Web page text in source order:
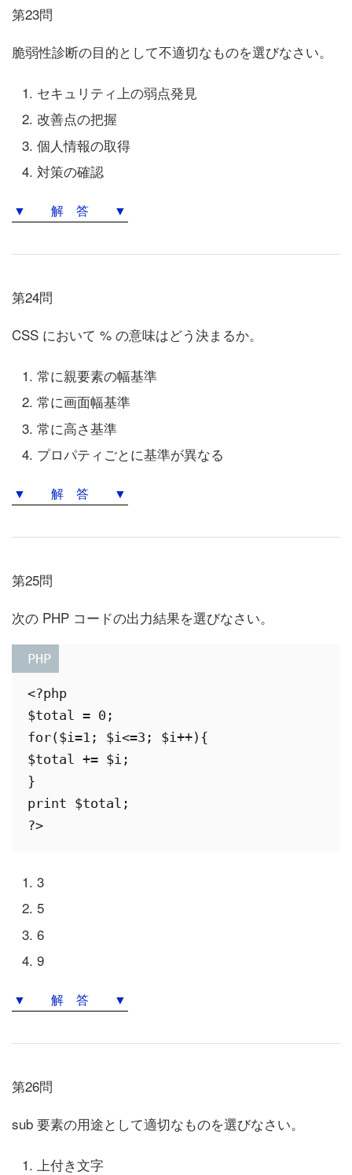
第23問
脆弱性診断の目的として不適切なものを選びなさい。
セキュリティ上の弱点発見
改善点の把握
個人情報の取得
対策の確認
▼ 解 答 ▼
第24問
CSS において % の意味はどう決まるか。
常に親要素の幅基準
常に画面幅基準
常に高さ基準
プロパティごとに基準が異なる
▼ 解 答 ▼
第25問
次の PHP コードの出力結果を選びなさい。
PHP
<?php
$total = 0;
for($i=1; $i<=3; $i++){
$total += $i;
}
print $total;
3
5
6
9
▼ 解 答 ▼
第26問
sub 要素の用途として適切なものを選びなさい。
上付き文字